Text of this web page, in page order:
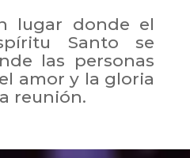
lugar donde el
Santo se
las personas
amor y la gloria
reunión.